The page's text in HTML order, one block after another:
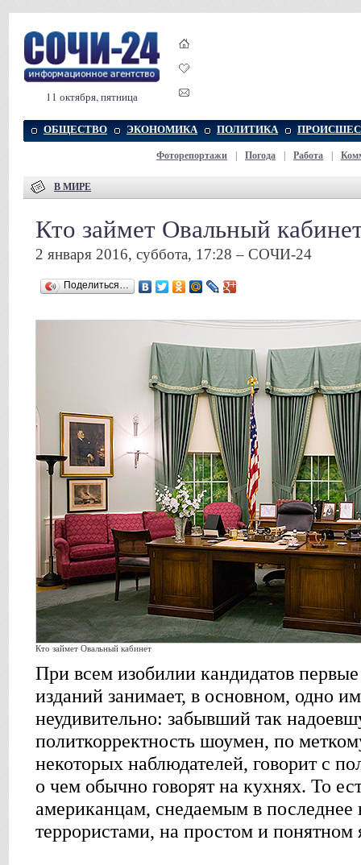
11 октября, пятница
ОБЩЕСТВО ЭКОНОМИКА ПОЛИТИКА
Фоторепортажи Погода Работа
В МИРЕ
Кто займет Овальный
2 января 2016, суббота, 17:28 – СОЧИ-24
Поделиться…
Кто займет Овальный кабинет
При всем изобилии кандидатов
изданий занимает, в основном, одно
неудивительно: забывший так
политкорректность шоумен, по
некоторых наблюдателей, говорит с
о чем обычно говорят на кухнях. То
американцам, снедаемым в последнее
террористами, на простом и понятном